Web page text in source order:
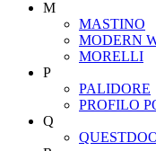
M
MASTINO
MODERN
MORELLI
P
PALIDORE
PROFILO
Q